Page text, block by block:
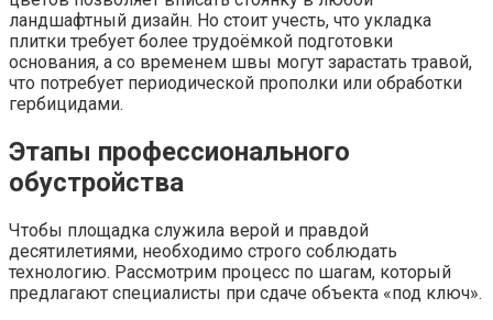
ландшафтный дизайн. Но стоит учесть, что укладка
плитки требует более трудоёмкой подготовки
основания, а со временем швы могут зарастать травой,
что потребует периодической прополки или обработки
гербицидами.
Этапы профессионального
обустройства
Чтобы площадка служила верой и правдой
десятилетиями, необходимо строго соблюдать
технологию. Рассмотрим процесс по шагам, который
предлагают специалисты при сдаче объекта «под ключ».